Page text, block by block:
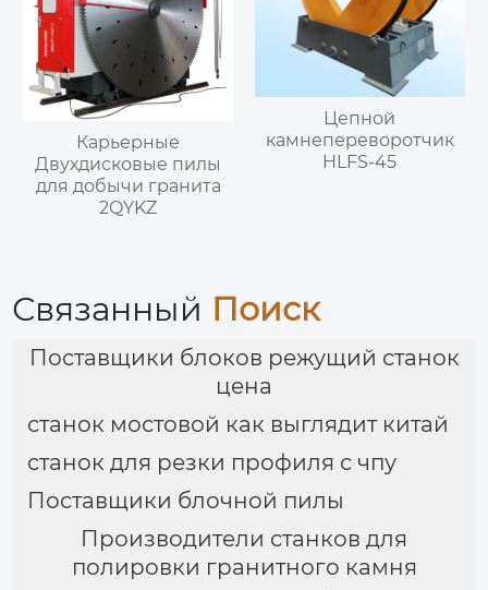
Карьерные
Двухдисковые пилы
для добычи гранита
2QYKZ
Цепной
камнепереворотчик
HLFS-45
Связанный Поиск
Поставщики блоков режущий станок
цена
станок мостовой как выглядит китай
станок для резки профиля с чпу
Поставщики блочной пилы
Производители станков для
полировки гранитного камня